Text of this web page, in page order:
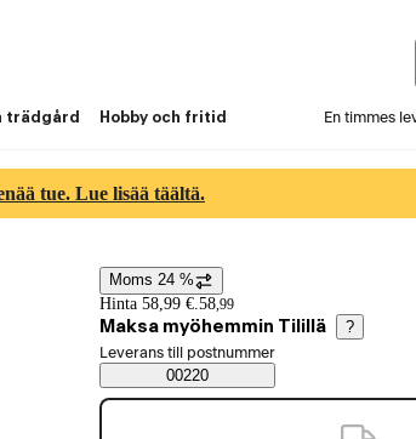
trädgård Hobby och fritid En timmes
tue. Lue lisää täältä.
Prisinformation
Moms 24 %
Hinta 58,99 €.58,99
Maksa myöhemmin Tilillä ?
Saatavuustiedot
Välj beställningssätt
Leverans till postnummer
00220